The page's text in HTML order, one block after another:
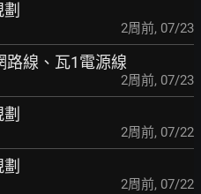
2周前, 07/23
路線、瓦1電源線
2周前, 07/23
2周前, 07/22
2周前, 07/22